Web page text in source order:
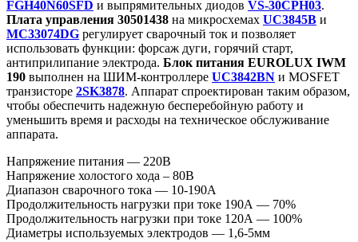
FGH40N60SFD и выпрямительных диодов VS-30CPH03.
Плата управления 30501438 на микросхемах UC3845B и
MC33074DG регулирует сварочный ток и позволяет
использовать функции: форсаж дуги, горячий старт,
антиприлипание электрода. Блок питания EUROLUX IWM
190 выполнен на ШИМ-контроллере UC3842BN и MOSFET
транзисторе 2SK3878. Аппарат спроектирован таким образом,
чтобы обеспечить надежную бесперебойную работу и
уменьшить время и расходы на техническое обслуживание
аппарата.
Напряжение питания — 220В
Напряжение холостого хода – 80В
Диапазон сварочного тока — 10-190А
Продолжительность нагрузки при токе 190А — 70%
Продолжительность нагрузки при токе 120А — 100%
Диаметры используемых электродов — 1,6-5мм